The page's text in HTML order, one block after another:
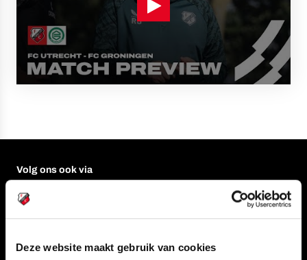
Deze website maakt gebruik van cookies
Volg ons ook via
Navigeer naar